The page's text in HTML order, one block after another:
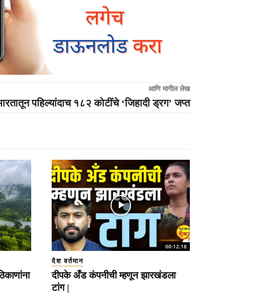
आणि मागील लेख
पहिल्यांदाच १८२ कोटींचे ‘जिहादी ड्रग’ जप्त
00:12:18
देश वर्तमान
दीपके अँड कंपनीची म्हणून झारखंडला
टांग |